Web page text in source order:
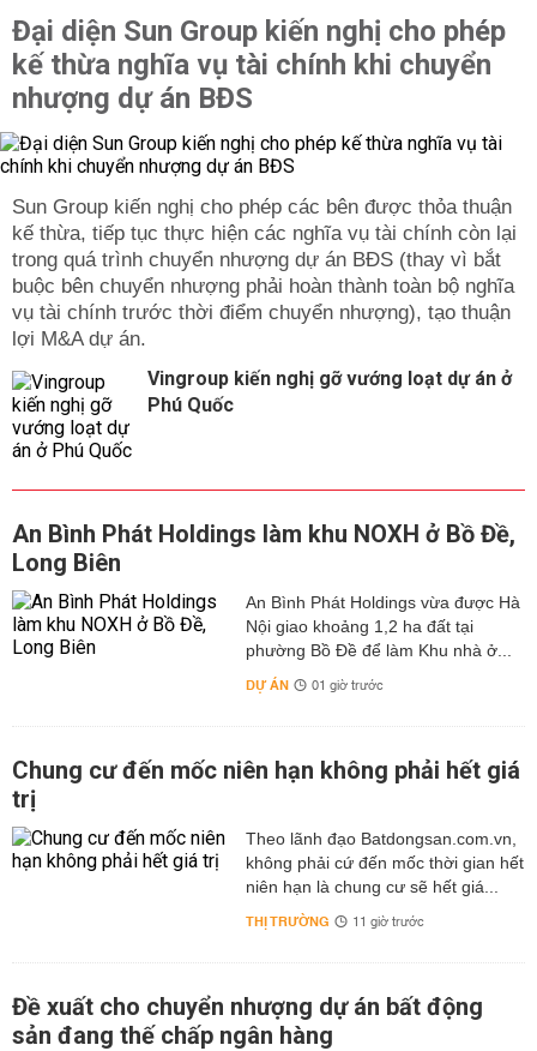
Đại diện Sun Group kiến nghị cho phép
kế thừa nghĩa vụ tài chính khi chuyển
nhượng dự án BĐS
Sun Group kiến nghị cho phép các bên được thỏa thuận
kế thừa, tiếp tục thực hiện các nghĩa vụ tài chính còn lại
trong quá trình chuyển nhượng dự án BĐS (thay vì bắt
buộc bên chuyển nhượng phải hoàn thành toàn bộ nghĩa
vụ tài chính trước thời điểm chuyển nhượng), tạo thuận
lợi M&A dự án.
Vingroup kiến nghị gỡ vướng loạt dự án ở
Phú Quốc
An Bình Phát Holdings làm khu NOXH ở Bồ Đề,
Long Biên
An Bình Phát Holdings vừa được Hà
Nội giao khoảng 1,2 ha đất tại
phường Bồ Đề để làm Khu nhà ở...
DỰ ÁN 01 giờ trước
Chung cư đến mốc niên hạn không phải hết giá
trị
Theo lãnh đạo Batdongsan.com.vn,
không phải cứ đến mốc thời gian hết
niên hạn là chung cư sẽ hết giá...
THỊ TRƯỜNG 11 giờ trước
Đề xuất cho chuyển nhượng dự án bất động
sản đang thế chấp ngân hàng